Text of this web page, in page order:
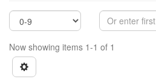
Now showing items 1-1 of 1